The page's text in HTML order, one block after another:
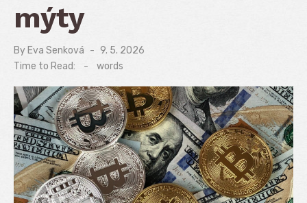
mýty
By Eva Senková
Posted
on
9. 5. 2026
Time to Read:
- words